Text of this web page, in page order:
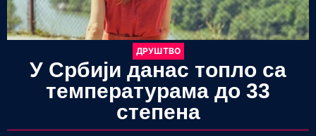
ДРУШТВО
У Србији данас топло са
температурама до 33
степена